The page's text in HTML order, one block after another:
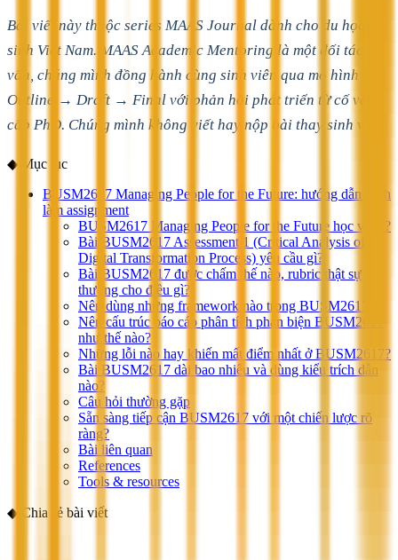
Bài viết này thuộc series MAAS Journal dành cho du học
sinh Việt Nam. MAAS Academic Mentoring là một đối tác cố
vấn, chúng mình đồng hành cùng sinh viên qua mô hình
Outline → Draft → Final với phản hồi phát triển từ cố vấn
cấp PhD. Chúng mình không viết hay nộp bài thay sinh viên.
◆ Mục lục
BUSM2617 Managing People for the Future: hướng dẫn cách
làm assignment
BUSM2617 Managing People for the Future học về gì?
Bài BUSM2617 Assessment 1 (Critical Analysis of a
Digital Transformation Process) yêu cầu gì?
Bài BUSM2617 được chấm thế nào, rubric thật sự
thưởng cho điều gì?
Nên dùng những framework nào trong BUSM2617?
Nên cấu trúc báo cáo phân tích phản biện BUSM2617
như thế nào?
Những lỗi nào hay khiến mất điểm nhất ở BUSM2617?
Bài BUSM2617 dài bao nhiêu và dùng kiểu trích dẫn
nào?
Câu hỏi thường gặp
Sẵn sàng tiếp cận BUSM2617 với một chiến lược rõ
ràng?
Bài liên quan
References
Tools & resources
◆ Chia sẻ bài viết